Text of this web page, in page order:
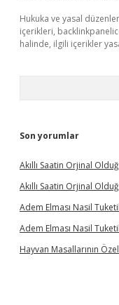
Hukuka ve yasal
içerikleri,
halinde, ilgili içerikler
Son yorumlar
Akıllı Saatin Orjinal
Akıllı Saatin Orjinal
Adem Elması Nasil
Adem Elması Nasil
Hayvan Masallarının